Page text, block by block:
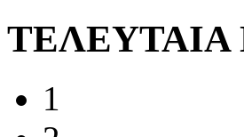
ΤΕΛΕΥΤΑΙΑ
1